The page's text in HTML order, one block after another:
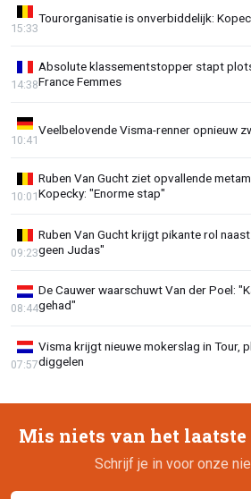
Tourorganisatie is onverbiddelijk:
15:33
Absolute klassementstopper stapt
France Femmes
14:38
Veelbelovende Visma-renner opnieuw
10:41
Ruben Van Gucht ziet opvallende
Kopecky: "Enorme stap"
10:01
Ruben Van Gucht krijgt pikante rol naast
geen Judas"
09:23
De Cauwer waarschuwt Van der Poel:
gehad"
08:44
Visma krijgt nieuwe mokerslag in Tour,
diggelen
07:57
Mis niets van het
Schrijf je in voor onze